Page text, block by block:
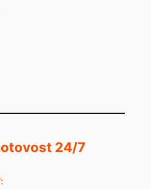
24/7